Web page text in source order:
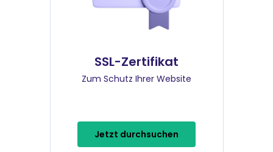
SSL-Zertifikat
Zum Schutz Ihrer Website
Jetzt durchsuchen